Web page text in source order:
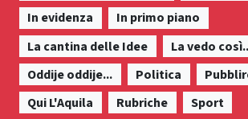
In evidenza
In primo piano
La cantina delle Idee
La vedo
Oddije oddije...
Politica
Qui L'Aquila
Rubriche Sport